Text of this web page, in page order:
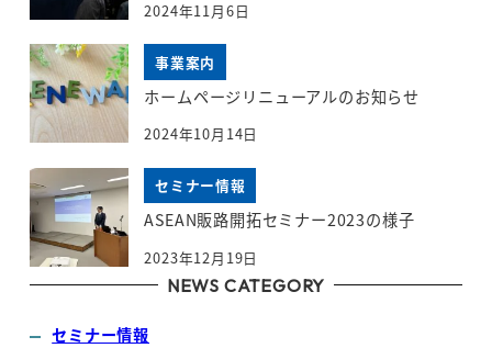
2024年11月6日
事業案内
ホームページリニューアルのお知らせ
2024年10月14日
セミナー情報
ASEAN販路開拓セミナー2023の様子
2023年12月19日
NEWS CATEGORY
セミナー情報